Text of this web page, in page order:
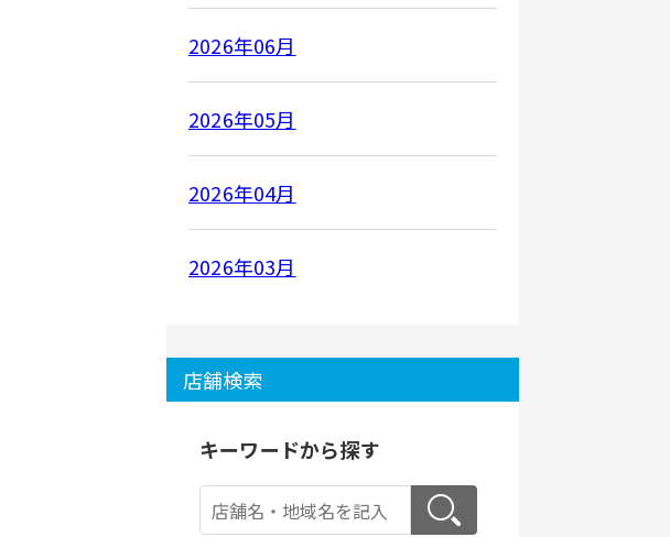
2026年06月
2026年05月
2026年04月
2026年03月
店舗検索
キーワードから探す